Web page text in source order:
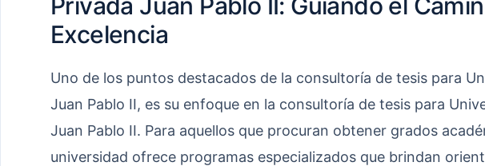
Privada Juan Pablo II: Guiando el
Excelencia
Uno de los puntos destacados de la consultoría de tesis para
Juan Pablo II, es su enfoque en la consultoría de tesis para
Juan Pablo II. Para aquellos que procuran obtener grados
universidad ofrece programas especializados que brindan